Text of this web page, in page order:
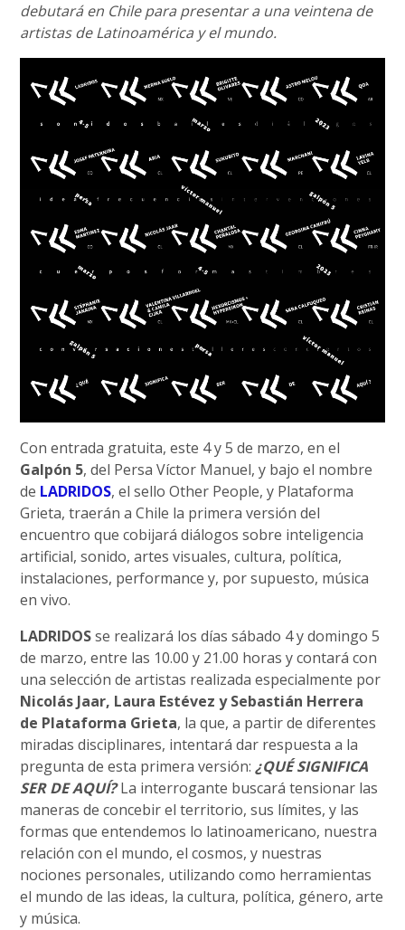
debutará en Chile para presentar a una veintena de
artistas de Latinoamérica y el mundo.
Con entrada gratuita, este 4 y 5 de marzo, en el
Galpón 5, del Persa Víctor Manuel, y bajo el nombre
de LADRIDOS, el sello Other People, y Plataforma
Grieta, traerán a Chile la primera versión del
encuentro que cobijará diálogos sobre inteligencia
artificial, sonido, artes visuales, cultura, política,
instalaciones, performance y, por supuesto, música
en vivo.
LADRIDOSse realizará los días sábado 4 y domingo 5
de marzo, entre las 10.00 y 21.00 horas y contará con
una selección de artistas realizada especialmente por
Nicolás Jaar, Laura Estévez y Sebastián Herrera
de Plataforma Grieta, la que, a partir de diferentes
miradas disciplinares, intentará dar respuesta a la
pregunta de esta primera versión:¿QUÉ SIGNIFICA
SER DE AQUÍ?La interrogante buscará tensionar las
maneras de concebir el territorio, sus límites, y las
formas que entendemos lo latinoamericano, nuestra
relación con el mundo, el cosmos, y nuestras
nociones personales, utilizando como herramientas
el mundo de las ideas, la cultura, política, género, arte
y música.